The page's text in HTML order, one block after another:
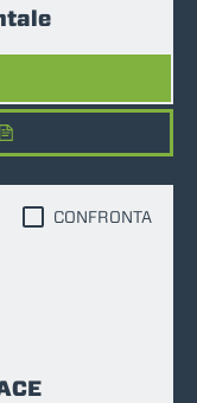
CONFRONTA